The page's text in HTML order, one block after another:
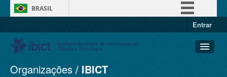
BRASIL
Entrar
Conjuntos de dados
Organizações IBICT